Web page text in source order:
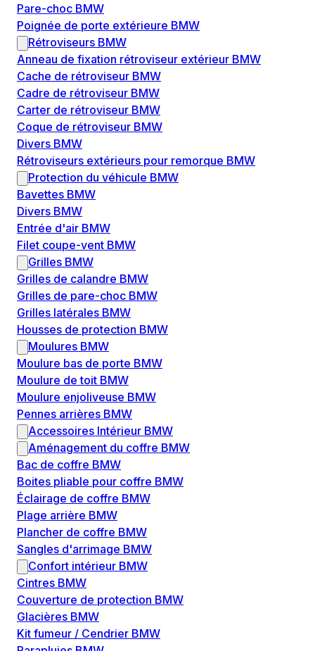
Pare-choc BMW
Poignée de porte extérieure BMW
Rétroviseurs BMW
Anneau de fixation rétroviseur extérieur BMW
Cache de rétroviseur BMW
Cadre de rétroviseur BMW
Carter de rétroviseur BMW
Coque de rétroviseur BMW
Divers BMW
Rétroviseurs extérieurs pour remorque BMW
Protection du véhicule BMW
Bavettes BMW
Divers BMW
Entrée d'air BMW
Filet coupe-vent BMW
Grilles BMW
Grilles de calandre BMW
Grilles de pare-choc BMW
Grilles latérales BMW
Housses de protection BMW
Moulures BMW
Moulure bas de porte BMW
Moulure de toit BMW
Moulure enjoliveuse BMW
Pennes arrières BMW
Accessoires Intérieur BMW
Aménagement du coffre BMW
Bac de coffre BMW
Boites pliable pour coffre BMW
Éclairage de coffre BMW
Plage arrière BMW
Plancher de coffre BMW
Sangles d'arrimage BMW
Confort intérieur BMW
Cintres BMW
Couverture de protection BMW
Glacières BMW
Kit fumeur / Cendrier BMW